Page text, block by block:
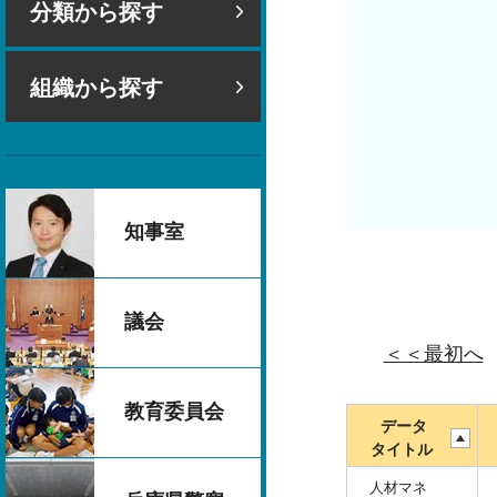
分類から探す
組織から探す
知事室
議会
教育委員会
＜＜最初へ
データ
タイトル
人材マネ